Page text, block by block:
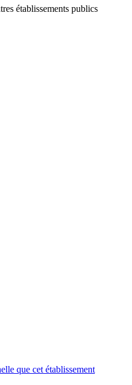
établissements publics
que cet établissement